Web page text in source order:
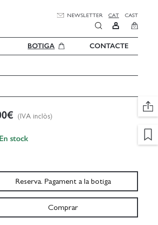
NEWSLETTER CAT CAST
0
BOTIGA CONTACTE
€ (IVA inclòs)
En stock
Reserva. Pagament a la botiga
Comprar